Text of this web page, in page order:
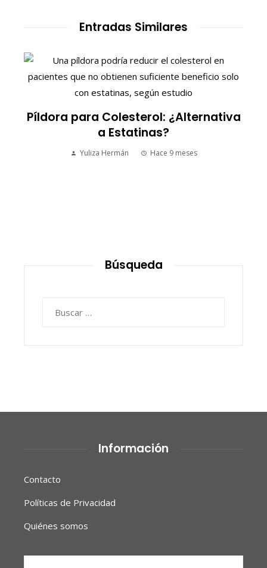
Entradas Similares
Píldora para Colesterol: ¿Alternativa
a Estatinas?
Yuliza Hermán Hace 9 meses
Búsqueda
Información
Contacto
Políticas de Privacidad
Quiénes somos